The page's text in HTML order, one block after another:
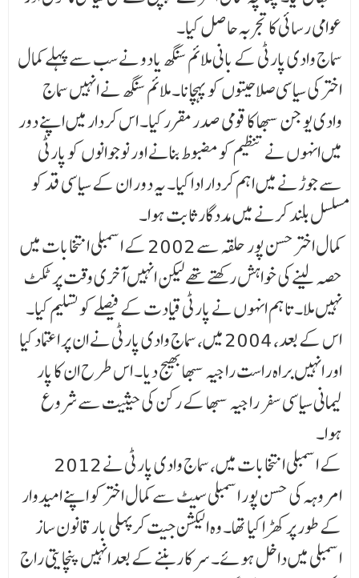
عوامی رسائی کا تجربہ حاصل کیا۔
سماج وادی پارٹی کے بانی ملائم سنگھ یادو نے سب سے پہلے کمال
اختر کی سیاسی صلاحیتوں کو پہچانا۔ ملائم سنگھ نے انہیں سماج
وادی یوجن سبھا کا قومی صدر مقرر کیا۔ اس کردار میں اپنے دور
میں انہوں نے تنظیم کو مضبوط بنانے اور نوجوانوں کو پارٹی
سے جوڑنے میں اہم کردار ادا کیا۔ یہ دور ان کے سیاسی قد کو
مسلسل بلند کرنے میں مددگار ثابت ہوا۔
کمال اختر حسن پور حلقہ سے 2002 کے اسمبلی انتخابات میں
حصہ لینے کی خواہش رکھتے تھے لیکن انہیں آخری وقت پر ٹکٹ
نہیں ملا۔ تاہم انہوں نے پارٹی قیادت کے فیصلے کو تسلیم کیا۔
اس کے بعد، 2004 میں، سماج وادی پارٹی نے ان پر اعتماد کیا
اور انہیں براہ راست راجیہ سبھا بھیج دیا۔ اس طرح ان کا پار
لیمانی سیاسی سفر راجیہ سبھا کے رکن کی حیثیت سے شروع
ہوا۔
2012 کے اسمبلی انتخابات میں، سماج وادی پارٹی نے
امروہہ کی حسن پور اسمبلی سیٹ سے کمال اختر کو اپنے امیدوار
کے طور پر کھڑا کیا تھا۔ وہ الیکشن جیت کر پہلی بار قانون ساز
اسمبلی میں داخل ہوئے۔ سر کا ر بننے کے بعد انہیں پنچایتی راج